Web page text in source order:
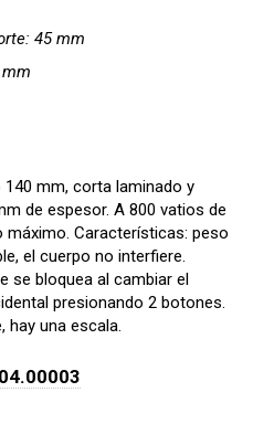
45 mm
mm, corta laminado y
de espesor. A 800 vatios de
Características: peso
el cuerpo no interfiere.
se bloquea al cambiar el
presionando 2 botones.
hay una escala.